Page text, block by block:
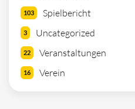
103 Spielbericht
3 Uncategorized
22 Veranstaltungen
16 Verein